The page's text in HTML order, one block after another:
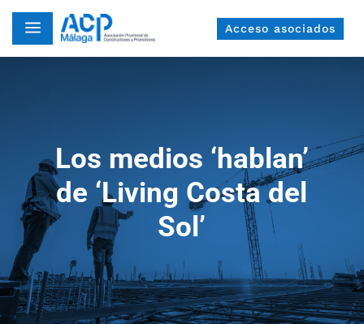
a Acceso asociados
Los medios ‘hablan’
de ‘Living Costa del
Sol’